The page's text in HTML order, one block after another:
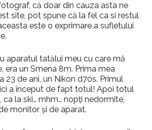
că doar din cauza asta ne
site, pot spune că la fel ca si restul
este o exprimare a sufletului
aparatul tatălui meu cu care mă
era un Smena 8m. Prima mea
23 de ani, un Nikon d70s. Primul
a început de fapt totul! Apoi totul
ca la ski… mhm… nopți nedormite,
monitor și de aparat.